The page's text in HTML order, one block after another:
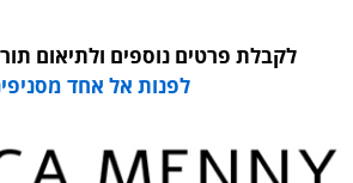
לקבלת פרטים נוספים ולתיאום
לפנות אל אחד